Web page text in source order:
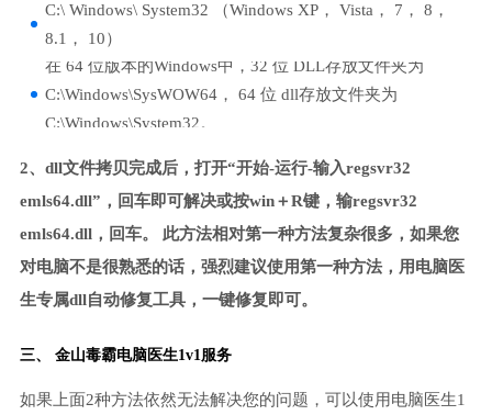
C:\ Windows\ System32 （Windows XP， Vista， 7， 8，
8.1， 10）
在 64 位版本的Windows中，32 位 DLL存放文件夹为
C:\Windows\SysWOW64， 64 位 dll存放文件夹为
C:\Windows\System32。
2、dll文件拷贝完成后，打开“开始-运行-输入regsvr32
emls64.dll”，回车即可解决或按win＋R键，输regsvr32
emls64.dll，回车。 此方法相对第一种方法复杂很多，如果您
对电脑不是很熟悉的话，强烈建议使用第一种方法，用电脑医
生专属dll自动修复工具，一键修复即可。
三、 金山毒霸电脑医生1v1服务
如果上面2种方法依然无法解决您的问题，可以使用电脑医生1